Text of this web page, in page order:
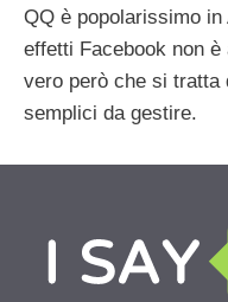
QQ è popolarissimo
effetti Facebook non
vero però che si tratta
semplici da gestire.